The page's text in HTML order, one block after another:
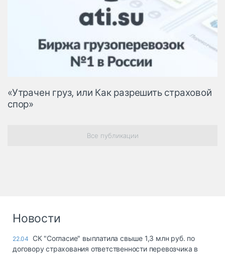
«Утрачен груз, или Как разрешить страховой
спор»
Все публикации
Новости
22.04
СК "Согласие" выплатила свыше 1,3 млн руб. по
договору страхования ответственности перевозчика в